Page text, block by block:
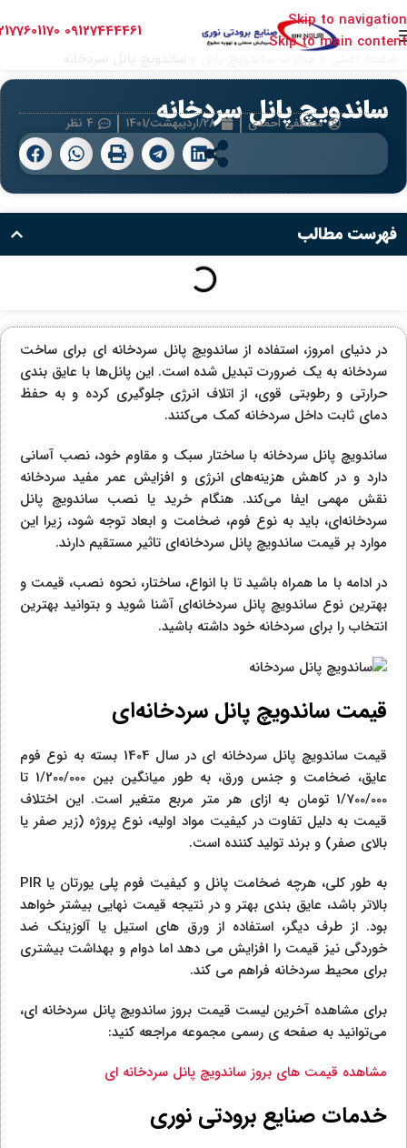
Skip to navigation
Skip to main content
09127444461
»مقالات ساندویچ پانل
ساندویچ پانل سردخانه
مصطفی احمدی 28/اردیبهشت/1401 4 نظر
فهرست مطالب
در دنیای امروز، استفاده از ساندویچ پانل سردخانه‌ ای برای ساخت
سردخانه‌ به یک ضرورت تبدیل شده است. این پانل‌ها با عایق‌ بندی
حرارتی و رطوبتی قوی، از اتلاف انرژی جلوگیری کرده و به حفظ
دمای ثابت داخل سردخانه کمک می‌کنند.
ساندویچ پانل سردخانه با ساختار سبک و مقاوم خود، نصب آسانی
دارد و در کاهش هزینه‌های انرژی و افزایش عمر مفید سردخانه
نقش مهمی ایفا می‌کند. هنگام خرید یا نصب ساندویچ پانل
سردخانه‌ای، باید به نوع فوم، ضخامت و ابعاد توجه شود، زیرا این
موارد بر قیمت ساندویچ پانل سردخانه‌ای تاثیر مستقیم دارند.
در ادامه با ما همراه باشید تا با انواع، ساختار، نحوه نصب، قیمت و
بهترین نوع ساندویچ پانل سردخانه‌ای آشنا شوید و بتوانید بهترین
انتخاب را برای سردخانه خود داشته باشید.
قیمت ساندویچ پانل سردخانه‌ای
قیمت ساندویچ پانل سردخانه‌ ای در سال 1404 بسته به نوع فوم
عایق، ضخامت و جنس ورق، به‌ طور میانگین بین 1/200/000 تا
1/700/000 تومان به ازای هر متر مربع متغیر است. این اختلاف
قیمت به دلیل تفاوت در کیفیت مواد اولیه، نوع پروژه (زیر صفر یا
بالای صفر) و برند تولید کننده است.
به‌ طور کلی، هرچه ضخامت پانل و کیفیت فوم پلی‌ یورتان یا PIR
بالاتر باشد، عایق‌ بندی بهتر و در نتیجه قیمت نهایی بیشتر خواهد
بود. از طرف دیگر، استفاده از ورق‌ های استیل یا آلوزینک ضد‌
خوردگی نیز قیمت را افزایش می‌ دهد اما دوام و بهداشت بیشتری
برای محیط سردخانه فراهم می‌ کند.
برای مشاهده آخرین لیست قیمت بروز ساندویچ پانل سردخانه‌ ای،
می‌توانید به صفحه‌ ی رسمی مجموعه مراجعه کنید:
مشاهده قیمت‌ های بروز ساندویچ پانل سردخانه‌ ای
خدمات صنایع برودتی نوری